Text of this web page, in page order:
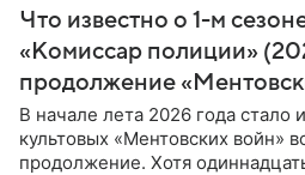
Что известно о 1-м
«Комиссар полиции»
продолжение
В начале лета 2026 года стало
культовых «Ментовских войн»
продолжение. Хотя